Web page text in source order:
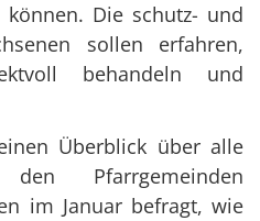
Die schutz- und
sollen erfahren,
behandeln und
Überblick über alle
Pfarrgemeinden
im Januar befragt, wie